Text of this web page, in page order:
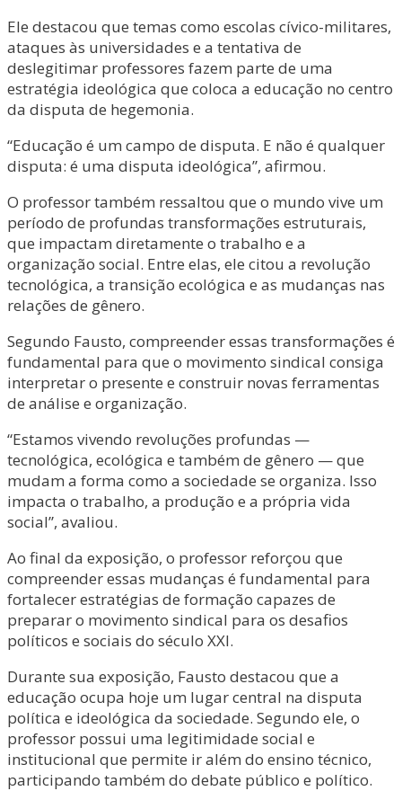
Ele destacou que temas como escolas cívico-militares,
ataques às universidades e a tentativa de
deslegitimar professores fazem parte de uma
estratégia ideológica que coloca a educação no centro
da disputa de hegemonia.
“Educação é um campo de disputa. E não é qualquer
disputa: é uma disputa ideológica”, afirmou.
O professor também ressaltou que o mundo vive um
período de profundas transformações estruturais,
que impactam diretamente o trabalho e a
organização social. Entre elas, ele citou a revolução
tecnológica, a transição ecológica e as mudanças nas
relações de gênero.
Segundo Fausto, compreender essas transformações é
fundamental para que o movimento sindical consiga
interpretar o presente e construir novas ferramentas
de análise e organização.
“Estamos vivendo revoluções profundas —
tecnológica, ecológica e também de gênero — que
mudam a forma como a sociedade se organiza. Isso
impacta o trabalho, a produção e a própria vida
social”, avaliou.
Ao final da exposição, o professor reforçou que
compreender essas mudanças é fundamental para
fortalecer estratégias de formação capazes de
preparar o movimento sindical para os desafios
políticos e sociais do século XXI.
Durante sua exposição, Fausto destacou que a
educação ocupa hoje um lugar central na disputa
política e ideológica da sociedade. Segundo ele, o
professor possui uma legitimidade social e
institucional que permite ir além do ensino técnico,
participando também do debate público e político.